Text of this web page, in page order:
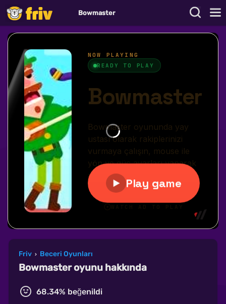
Bowmaster
Friv › Beceri Oyunları
Bowmaster oyunu hakkında
68.34% beğenildi